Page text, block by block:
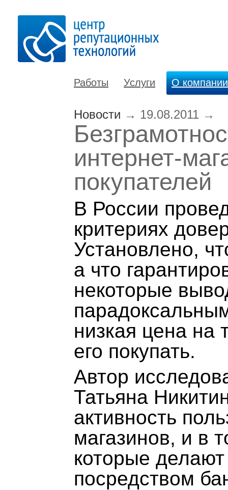
Работы Услуги О компании
Новости → 19.08.2011 →
интернет-
покупателей
В России
критериях
Установлено,
а что
некоторые
низкая цена на
его покупать.
Автор
Татьяна
активность
магазинов, и в
которые
посредством